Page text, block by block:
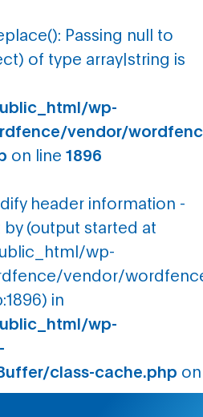
Passing null to
of type array|string is
wp-
vendor/
on line 1896
header information -
by (output started at
wp-
vendor/
in
wp-
class-cache.php on